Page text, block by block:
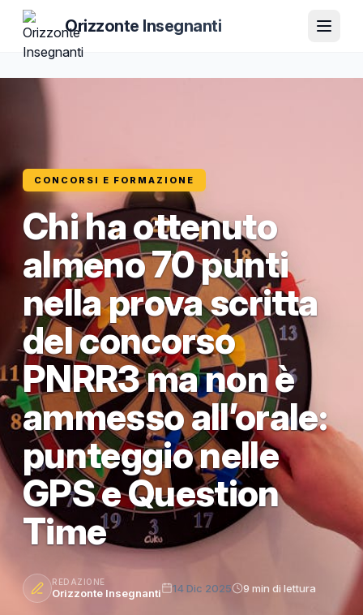
Orizzonte Insegnanti
CONCORSI E FORMAZIONE
Chi ha ottenuto
almeno 70 punti
nella prova scritta
del concorso
PNRR3 ma non è
ammesso all’orale:
punteggio nelle
GPS e Question
Time
REDAZIONE
Orizzonte Insegnanti 14 Dic 2025 9 min di lettura